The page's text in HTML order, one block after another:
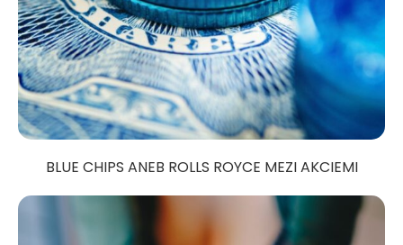
BLUE CHIPS ANEB ROLLS ROYCE MEZI AKCIEMI